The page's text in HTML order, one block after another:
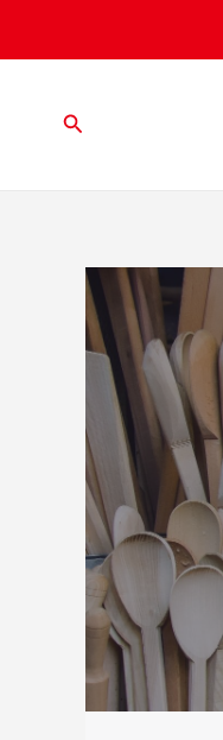
البحث